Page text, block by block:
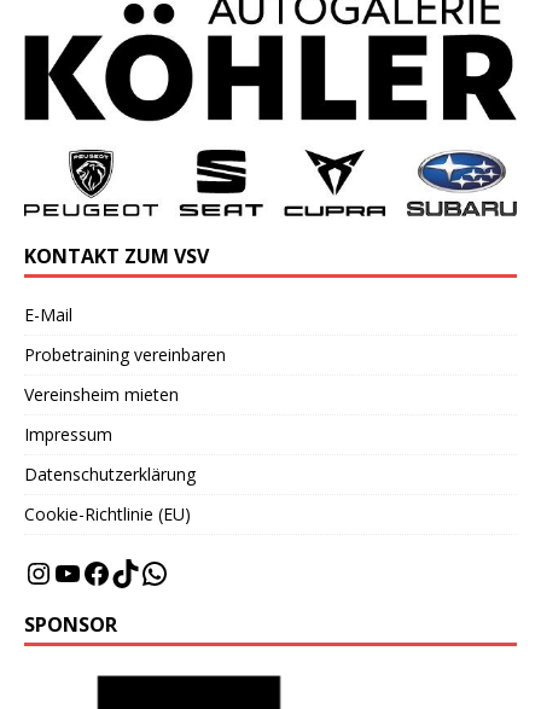
KONTAKT ZUM VSV
E-Mail
Probetraining vereinbaren
Vereinsheim mieten
Impressum
Datenschutzerklärung
Cookie-Richtlinie (EU)
SPONSOR